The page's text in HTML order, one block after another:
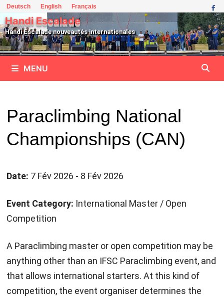
Passer
au
contenu
Deutsch English Français
Handi Escalade
Handi Escalade nouveautés internationales
MENU
Paraclimbing National
Championships (CAN)
Date: 7 Fév 2026 - 8 Fév 2026
Event Category: International Master / Open
Competition
A Paraclimbing master or open competition may be
anything other than an IFSC Paraclimbing event, and
that allows international starters. At this kind of
competition, the event organiser determines the